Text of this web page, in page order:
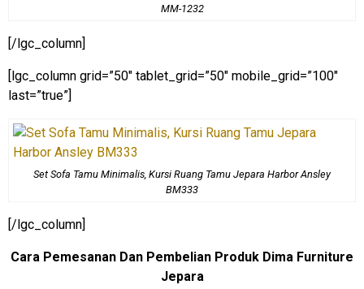
MM-1232
[/lgc_column]
[lgc_column grid=”50″ tablet_grid=”50″ mobile_grid=”100″
last=”true”]
Set Sofa Tamu Minimalis, Kursi Ruang Tamu Jepara Harbor Ansley
BM333
[/lgc_column]
Cara Pemesanan Dan Pembelian Produk Dima Furniture
Jepara